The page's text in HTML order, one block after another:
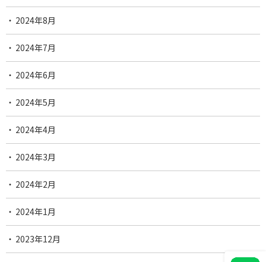
2024年8月
2024年7月
2024年6月
2024年5月
2024年4月
2024年3月
2024年2月
2024年1月
2023年12月